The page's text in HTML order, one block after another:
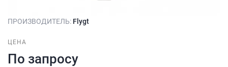
ПРОИЗВОДИТЕЛЬ: Flygt
ЦЕНА
По запросу